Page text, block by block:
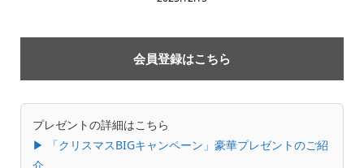
会員登録はこちら
プレゼントの詳細はこちら
▶︎ 「クリスマスBIGキャンペーン」豪華プレゼントのご紹
介